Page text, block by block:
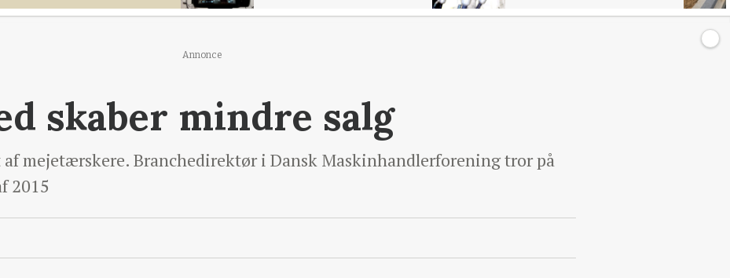
Annonce
skaber mindre salg
mejetærskere. Branchedirektør i Dansk Maskinhandlerforening tror på
2015